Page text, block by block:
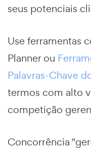
seus potenciais
Use ferramentas
Planner ou
Palavras-Chave
termos com alto
competição
Concorrência